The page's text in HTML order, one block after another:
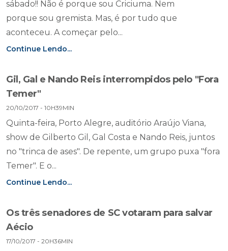
sábado!! Não é porque sou Criciuma. Nem
porque sou gremista. Mas, é por tudo que
aconteceu. A começar pelo...
Continue Lendo...
Gil, Gal e Nando Reis interrompidos pelo "Fora
Temer"
20/10/2017 - 10H39MIN
Quinta-feira, Porto Alegre, auditório Araújo Viana,
show de Gilberto Gil, Gal Costa e Nando Reis, juntos
no "trinca de ases". De repente, um grupo puxa "fora
Temer". E o...
Continue Lendo...
Os três senadores de SC votaram para salvar
Aécio
17/10/2017 - 20H36MIN